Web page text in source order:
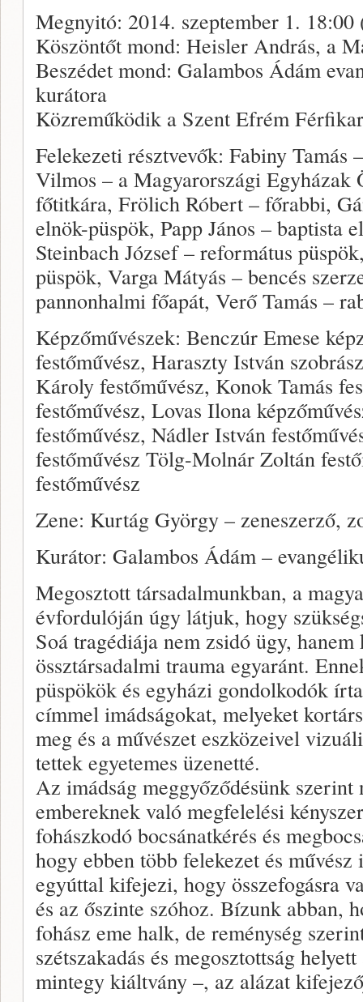
Megnyitó: 2014. szeptember 1.
Köszöntőt mond: Heisler András, a
Beszédet mond: Galambos Ádám
kurátora
Közreműködik a Szent Efrém
Felekezeti résztvevők: Fabiny Tamás
Vilmos – a Magyarországi Egyházak
főtitkára, Frölich Róbert – főrabbi,
elnök-püspök, Papp János – baptista
Steinbach József – református
püspök, Varga Mátyás – bencés
pannonhalmi főapát, Verő Tamás –
Képzőművészek: Benczúr Emese
festőművész, Haraszty István
Károly festőművész, Konok Tamás
festőművész, Lovas Ilona
festőművész, Nádler István
festőművész Tölg-Molnár Zoltán
festőművész
Zene: Kurtág György – zeneszerző,
Kurátor: Galambos Ádám –
Megosztott társadalmunkban, a
évfordulóján úgy látjuk, hogy
Soá tragédiája nem zsidó ügy, hanem
össztársadalmi trauma egyaránt.
püspökök és egyházi gondolkodók
címmel imádságokat, melyeket
meg és a művészet eszközeivel
tettek egyetemes üzenetté.
Az imádság meggyőződésünk szerint
embereknek való megfelelési
fohászkodó bocsánatkérés és
hogy ebben több felekezet és
egyúttal kifejezi, hogy összefogásra
és az őszinte szóhoz. Bízunk abban,
fohász eme halk, de reménység
szétszakadás és megosztottság
mintegy kiáltvány –, az alázat